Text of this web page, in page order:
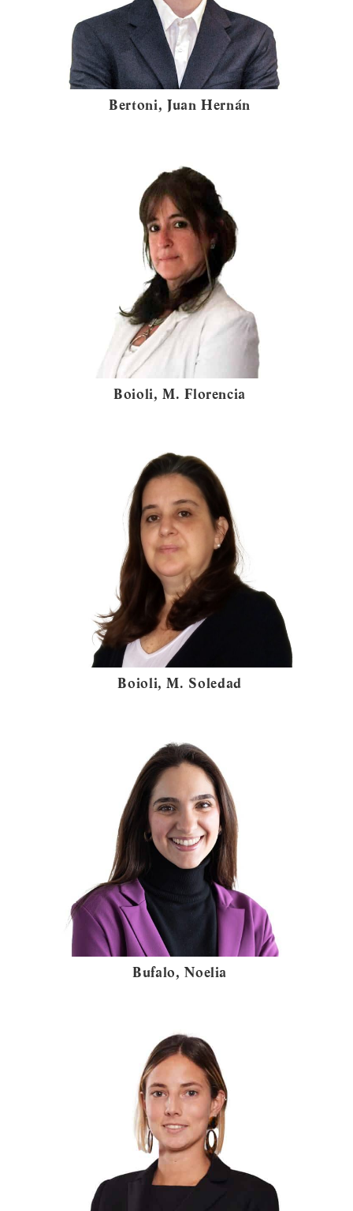
Bertoni, Juan Hernán
Boioli, M. Florencia
Boioli, M. Soledad
Bufalo, Noelia